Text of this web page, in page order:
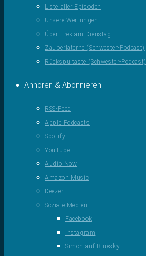
Liste aller Episoden
Unsere Wertungen
Über Trek am Dienstag
Zauberlaterne (Schwester-Podcast)
Rückspultaste (Schwester-Podcast)
Anhören & Abonnieren
RSS-Feed
Apple Podcasts
Spotify
YouTube
Audio Now
Amazon Music
Deezer
Soziale Medien
Facebook
Instagram
Simon auf Bluesky